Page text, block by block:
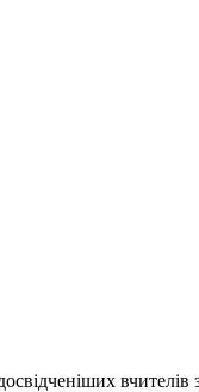
вчителів